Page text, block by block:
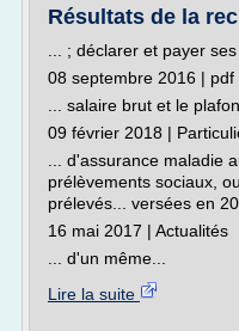
Résultats de la
... ; déclarer et payer
08 septembre 2016 | pdf
... salaire brut et le
09 février 2018 |
... d'assurance maladie
prélèvements sociaux,
prélevés... versées en
16 mai 2017 | Actualités
... d'un même...
Lire la suite